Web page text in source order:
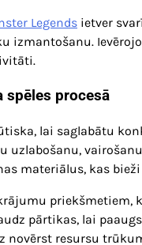
Legends ietver
izmantošanu.
spēles procesā
lai saglabātu
uzlabošanu,
materiālus, kas
priekšmetiem,
pārtikas, lai
novērst resursu